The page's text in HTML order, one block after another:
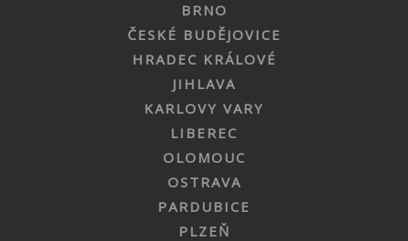
BRNO
ČESKÉ BUDĚJOVICE
HRADEC KRÁLOVÉ
JIHLAVA
KARLOVY VARY
LIBEREC
OLOMOUC
OSTRAVA
PARDUBICE
PLZEŇ